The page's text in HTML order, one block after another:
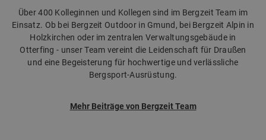
Über 400 Kolleginnen und Kollegen sind im Bergzeit Team im
Einsatz. Ob bei Bergzeit Outdoor in Gmund, bei Bergzeit Alpin in
Holzkirchen oder im zentralen Verwaltungsgebäude in
Otterfing - unser Team vereint die Leidenschaft für Draußen
und eine Begeisterung für hochwertige und verlässliche
Bergsport-Ausrüstung.
Mehr Beiträge von Bergzeit Team